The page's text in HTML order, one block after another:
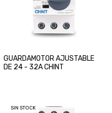
GUARDAMOTOR AJUSTABLE
DE 24 - 32A CHINT
SIN STOCK